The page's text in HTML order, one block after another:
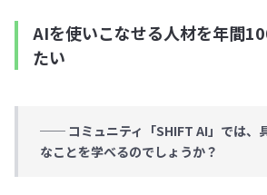
AIを使いこなせる人材を年間
たい
── コミュニティ「SHIFT AI」では、
なことを学べるのでしょうか？